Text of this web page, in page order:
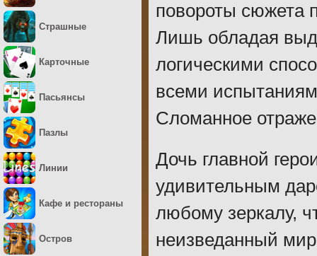
повороты сюжета
Лишь обладая
логическими
всеми
Сломанное
Дочь главной
удивительным
любому зеркалу,
неизведанный
Страшные
Карточные
Пасьянсы
Пазлы
Линии
Кафе и рестораны
Остров